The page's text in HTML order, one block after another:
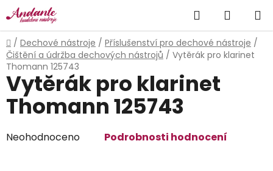
Přejít
na
obsah
Hledat
KOŠÍK
Domů
/ Dechové nástroje / Příslušenství pro dechové nástroje /
Čištění a údržba dechových nástrojů / Vytěrák pro klarinet
Thomann 125743
Vytěrák pro klarinet
Thomann 125743
Průměrné
Neohodnoceno Podrobnosti hodnocení